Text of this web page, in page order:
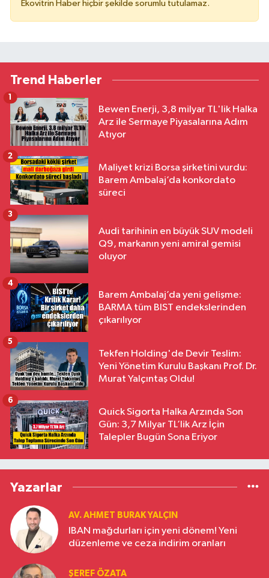
Ekovitrin Haber hiçbir şekilde sorumlu tutulamaz.
Trend Haberler
Bewen Enerji, 3,8 milyar TL'lik Halka
Arz ile Sermaye Piyasalarına Adım
Atıyor
1
Maliyet krizi Borsa şirketini vurdu:
Barem Ambalaj’da konkordato
süreci
2
Audi tarihinin en büyük SUV modeli
Q9, markanın yeni amiral gemisi
oluyor
3
Barem Ambalaj’da yeni gelişme:
BARMA tüm BIST endekslerinden
çıkarılıyor
4
Tekfen Holding'de Devir Teslim:
Yeni Yönetim Kurulu Başkanı Prof. Dr.
Murat Yalçıntaş Oldu!
5
Quick Sigorta Halka Arzında Son
Gün: 3,7 Milyar TL’lik Arz İçin
Talepler Bugün Sona Eriyor
6
Yazarlar
AV. AHMET BURAK YALÇIN
IBAN mağdurları için yeni dönem! Yeni
düzenleme ve ceza indirim oranları
ŞEREF ÖZATA